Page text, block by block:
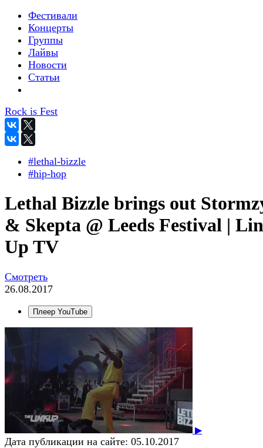
Фестивали
Концерты
Группы
Лайвы
Новости
Статьи
Rock is Fest
#lethal-bizzle
#hip-hop
Lethal Bizzle brings out
& Skepta @ Leeds Festival |
Up TV
Смотреть
26.08.2017
Плеер YouTube
▶
Дата публикации на сайте: 05.10.2017